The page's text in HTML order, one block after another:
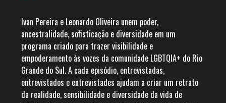
Ivan Pereira e Leonardo Oliveira unem poder,
ancestralidade, sofisticação e diversidade em um
programa criado para trazer visibilidade e
empoderamento às vozes da comunidade LGBTQIA+ do Rio
Grande do Sul. A cada episódio, entrevistadas,
entrevistados e entrevistades ajudam a criar um retrato
da realidade, sensibilidade e diversidade da vida de